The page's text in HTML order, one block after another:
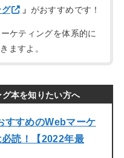
」 がおすすめです！
ケティングを体系的に
ますよ。
本を知りたい方へ
すすめのWebマーケ
読！【2022年最